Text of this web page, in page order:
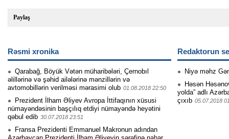
Paylaş
Rəsmi xronika
Qarabağ, Böyük Vətən müharibələri, Çernobıl
əlillərinə və şəhid ailələrinə mənzillərin və
avtomobillərin verilməsi mərasimi olub 01.08.2018 22:50
Prezident İlham Əliyev Avropa İttifaqının xüsusi
nümayəndəsinin başçılıq etdiyi nümayəndə heyətini
qəbul edib 30.07.2018 23:51
Fransa Prezidenti Emmanuel Makronun adından
Redaktorun
Niyə məhz
Həsən
yolda” adlı
çıxıb 05.07.2018